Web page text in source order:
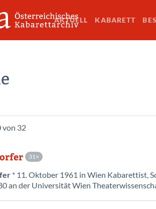
AKTUELL KABARETT
von 32
31
* 11. Oktober 1961 in Wien Kabarettist,
an der Universität Wien